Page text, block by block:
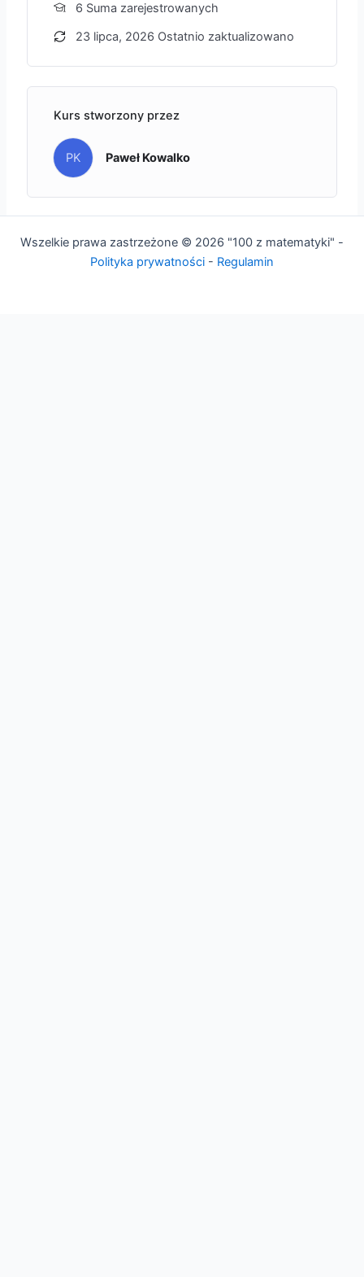
6 Suma zarejestrowanych
23 lipca, 2026 Ostatnio zaktualizowano
Kurs stworzony przez
PK Paweł Kowalko
Wszelkie prawa zastrzeżone © 2026 "100 z matematyki" -
Polityka prywatności - Regulamin